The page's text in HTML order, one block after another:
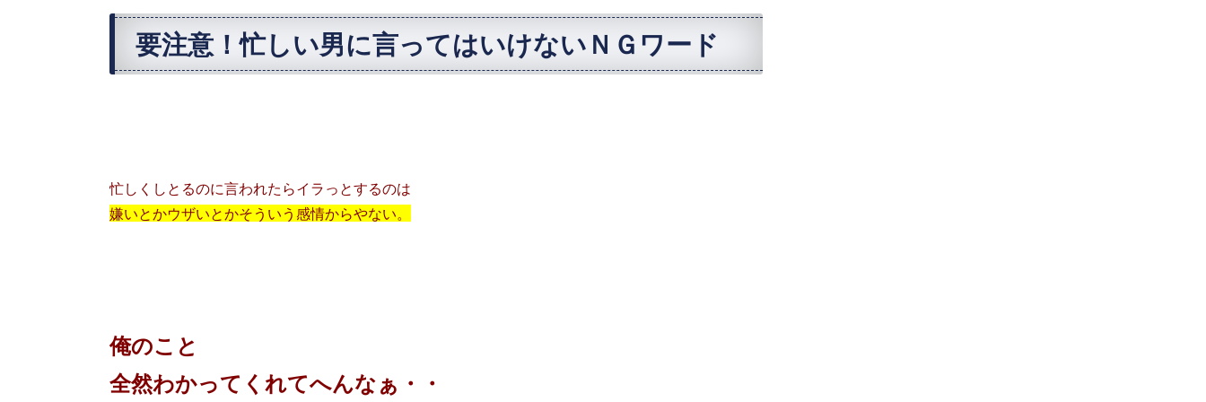
要注意！忙しい男に言ってはいけないＮＧワード
忙しくしとるのに言われたらイラっとするのは
嫌いとかウザいとかそういう感情からやない。
俺のこと
全然わかってくれてへんなぁ・・